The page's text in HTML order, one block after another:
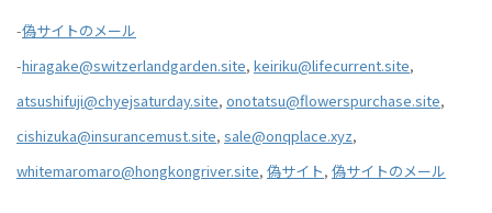
-偽サイトのメール
-hiragake@switzerlandgarden.site, keiriku@lifecurrent.site,
atsushifuji@chyejsaturday.site, onotatsu@flowerspurchase.site,
cishizuka@insurancemust.site, sale@onqplace.xyz,
whitemaromaro@hongkongriver.site, 偽サイト, 偽サイトのメール